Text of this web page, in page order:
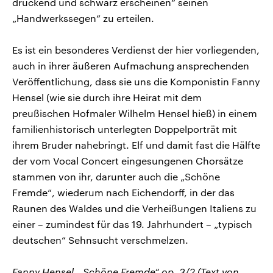
„Handwerkssegen“ zu erteilen.
Es ist ein besonderes Verdienst der hier vorliegenden,
auch in ihrer äußeren Aufmachung ansprechenden
Veröffentlichung, dass sie uns die Komponistin Fanny
Hensel (wie sie durch ihre Heirat mit dem
preußischen Hofmaler Wilhelm Hensel hieß) in einem
familienhistorisch unterlegten Doppelporträt mit
ihrem Bruder nahebringt. Elf und damit fast die Hälfte
der vom Vocal Concert eingesungenen Chorsätze
stammen von ihr, darunter auch die „Schöne
Fremde“, wiederum nach Eichendorff, in der das
Raunen des Waldes und die Verheißungen Italiens zu
einer – zumindest für das 19. Jahrhundert – „typisch
deutschen“ Sehnsucht verschmelzen.